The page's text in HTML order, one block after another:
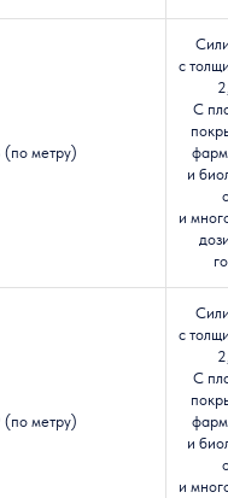
(по метру)
с
С
и
и
(по метру)
с
С
и
и